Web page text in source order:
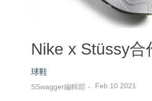
Nike x Stüssy
球鞋
SSwagger編輯部 Feb 10 2021